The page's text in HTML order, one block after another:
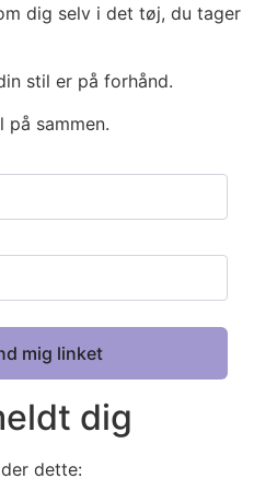
dig selv i det tøj, du tager
stil er på forhånd.
sammen.
dig
dette: